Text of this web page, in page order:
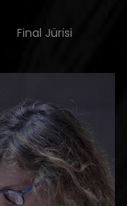
Final Jürisi